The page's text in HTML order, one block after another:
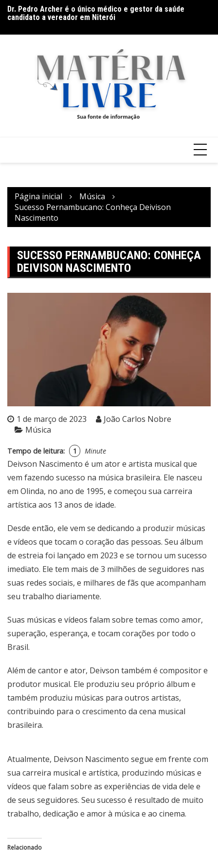
para
conteúdo
candidato a vereador em Niterói
Governo da Bahia para mais de 300 cidades neste domingo
Página inicial
Música
Sucesso Pernambucano: Conheça Deivison
Nascimento
SUCESSO PERNAMBUCANO: CONHEÇA
DEIVISON NASCIMENTO
1 de março de 2023
João Carlos Nobre
Música
Tempo de leitura: 1 Minute
Deivson Nascimento é um ator e artista musical que
vem fazendo sucesso na música brasileira. Ele nasceu
em Olinda, no ano de 1995, e começou sua carreira
artística aos 13 anos de idade.
Desde então, ele vem se dedicando a produzir músicas
e vídeos que tocam o coração das pessoas. Seu álbum
de estreia foi lançado em 2023 e se tornou um sucesso
imediato. Ele tem mais de 3 milhões de seguidores nas
suas redes sociais, e milhares de fãs que acompanham
seu trabalho diariamente.
Suas músicas e vídeos falam sobre temas como amor,
superação, esperança, e tocam corações por todo o
Brasil.
Além de cantor e ator, Deivson também é compositor e
produtor musical. Ele produziu seu próprio álbum e
também produziu músicas para outros artistas,
contribuindo para o crescimento da cena musical
brasileira.
Atualmente, Deivson Nascimento segue em frente com
sua carreira musical e artística, produzindo músicas e
vídeos que falam sobre as experiências de vida dele e
de seus seguidores. Seu sucesso é resultado de muito
trabalho, dedicação e amor à música e ao cinema.
Relacionado